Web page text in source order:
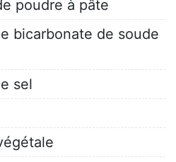
poudre à pâte
bicarbonate de soude
sel